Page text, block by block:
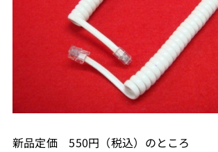
新品定価 550円（税込）のところ